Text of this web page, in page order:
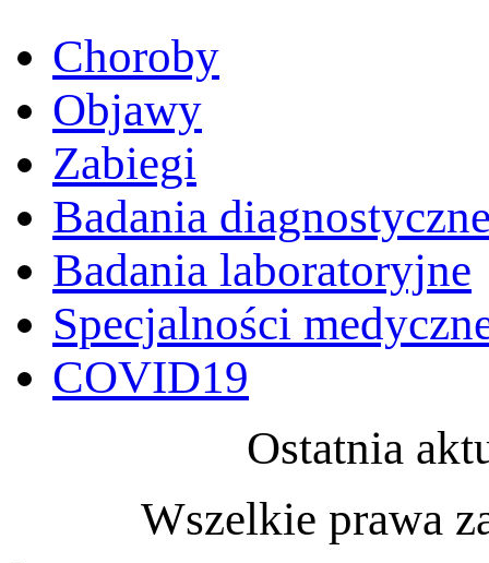
Choroby
Objawy
Zabiegi
Badania
Badania laboratoryjne
Specjalności
COVID19
Ostatnia
Wszelkie prawa